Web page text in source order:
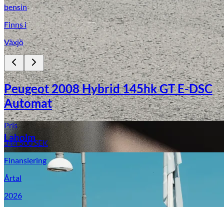
Laga stenskott
Laholm
bensin
Finns i
Växjö
Peugeot 2008 Hybrid 145hk GT E-DSC
Automat
Pris
344 500SEK
Finansiering
Årtal
2026